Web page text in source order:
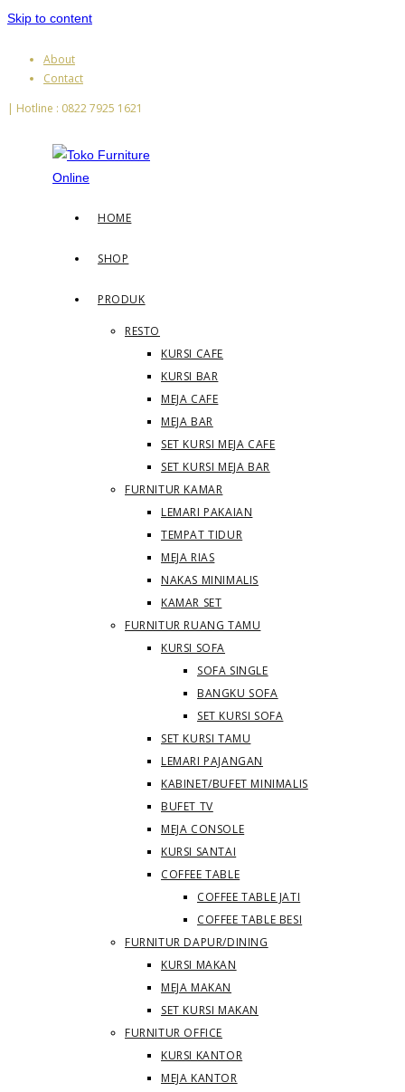
Skip to content
About
Contact
| Hotline : 0822 7925 1621
HOME
SHOP
PRODUK
RESTO
KURSI CAFE
KURSI BAR
MEJA CAFE
MEJA BAR
SET KURSI MEJA CAFE
SET KURSI MEJA BAR
FURNITUR KAMAR
LEMARI PAKAIAN
TEMPAT TIDUR
MEJA RIAS
NAKAS MINIMALIS
KAMAR SET
FURNITUR RUANG TAMU
KURSI SOFA
SOFA SINGLE
BANGKU SOFA
SET KURSI SOFA
SET KURSI TAMU
LEMARI PAJANGAN
KABINET/BUFET MINIMALIS
BUFET TV
MEJA CONSOLE
KURSI SANTAI
COFFEE TABLE
COFFEE TABLE JATI
COFFEE TABLE BESI
FURNITUR DAPUR/DINING
KURSI MAKAN
MEJA MAKAN
SET KURSI MAKAN
FURNITUR OFFICE
KURSI KANTOR
MEJA KANTOR